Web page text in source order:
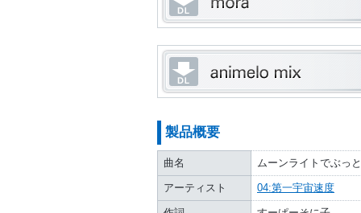
製品概要
曲名 ムーンライトでぶっ
アーティスト 04:第一宇宙速度